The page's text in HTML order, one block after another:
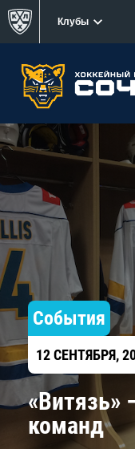
Клубы
События
12 СЕНТЯБРЯ,
«Витязь»
команд